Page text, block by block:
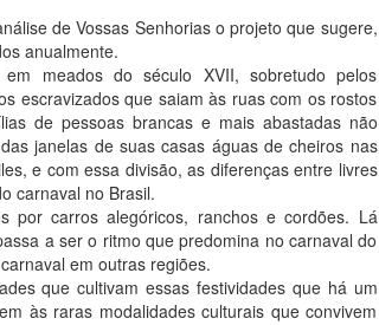
de Vossas Senhorias o projeto que sugere,
anualmente.
meados do século XVII, sobretudo pelos
escravizados que saiam às ruas com os rostos
de pessoas brancas e mais abastadas não
janelas de suas casas águas de cheiros nas
e com essa divisão, as diferenças entre livres
carnaval no Brasil.
por carros alegóricos, ranchos e cordões. Lá
a ser o ritmo que predomina no carnaval do
em outras regiões.
que cultivam essas festividades que há um
às raras modalidades culturais que convivem